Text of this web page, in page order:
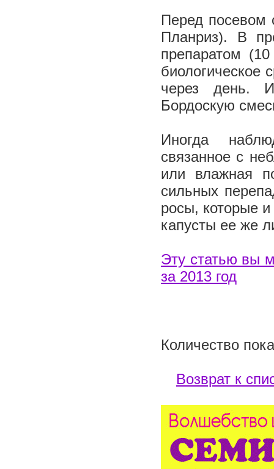
Перед посевом
Планриз). В
препаратом
биологическое
через день.
Бордоскую
Иногда
связанное с
или влажная
сильных
росы, которые
капусты ее же
Эту статью вы
за 2013 год
Количество
Возврат к